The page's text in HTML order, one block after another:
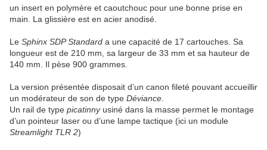
un insert en polymère et caoutchouc pour une bonne prise en
main. La glissière est en acier anodisé.
Le Sphinx SDP Standard a une capacité de 17 cartouches. Sa
longueur est de 210 mm, sa largeur de 33 mm et sa hauteur de
140 mm. Il pèse 900 grammes.
La version présentée disposait d’un canon fileté pouvant accueillir
un modérateur de son de type Déviance
Un rail de type picatinnyusiné dans la masse permet le montage
d’un pointeur laser ou d’une lampe tactique (ici un module
Streamlight TLR 2)